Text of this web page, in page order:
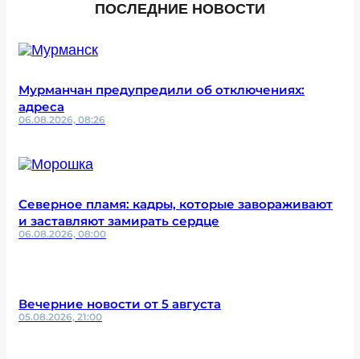
ПОСЛЕДНИЕ НОВОСТИ
Мурманчан предупредили об отключениях:
адреса
06.08.2026, 08:26
Северное пламя: кадры, которые завораживают
и заставляют замирать сердце
06.08.2026, 08:00
Вечерние новости от 5 августа
05.08.2026, 21:00